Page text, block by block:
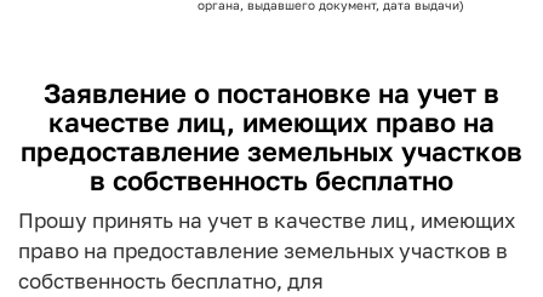
органа, выдавшего документ, дата выдачи)
Заявление о постановке на учет в
качестве лиц, имеющих право на
предоставление земельных участков
в собственность бесплатно
Прошу принять на учет в качестве лиц, имеющих
право на предоставление земельных участков в
собственность бесплатно, для